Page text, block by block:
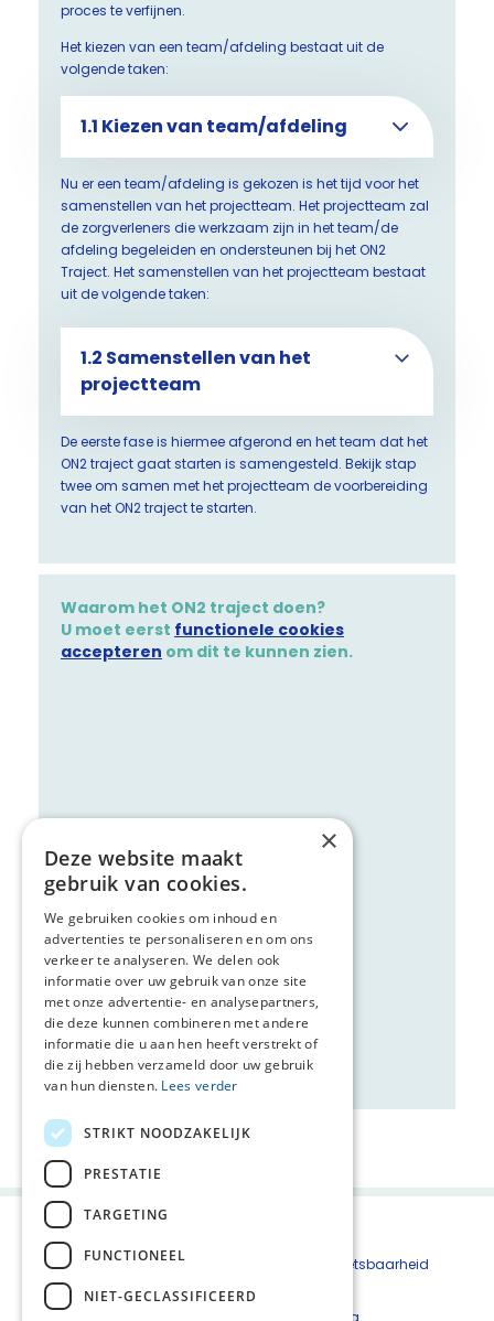
proces te verfijnen.
Het kiezen van een team/afdeling bestaat uit de
volgende taken:
1.1 Kiezen van team/afdeling
Nu er een team/afdeling is gekozen is het tijd voor het
samenstellen van het projectteam. Het projectteam zal
de zorgverleners die werkzaam zijn in het team/de
afdeling begeleiden en ondersteunen bij het ON2
Traject. Het samenstellen van het projectteam bestaat
uit de volgende taken:
1.2 Samenstellen van het
projectteam
De eerste fase is hiermee afgerond en het team dat het
ON2 traject gaat starten is samengesteld. Bekijk stap
twee om samen met het projectteam de voorbereiding
van het ON2 traject te starten.
Waarom het ON2 traject doen?
U moet eerst functionele cookies
accepteren om dit te kunnen zien.
Deel deze pagina:
Beveiligingskwetsbaarheid
melden
Cookieverklaring
×
Deze website maakt
gebruik van cookies.
We gebruiken cookies om inhoud en
advertenties te personaliseren en om ons
verkeer te analyseren. We delen ook
informatie over uw gebruik van onze site
met onze advertentie- en analysepartners,
die deze kunnen combineren met andere
informatie die u aan hen heeft verstrekt of
die zij hebben verzameld door uw gebruik
van hun diensten. Lees verder
STRIKT NOODZAKELIJK
PRESTATIE
TARGETING
FUNCTIONEEL
NIET-GECLASSIFICEERD